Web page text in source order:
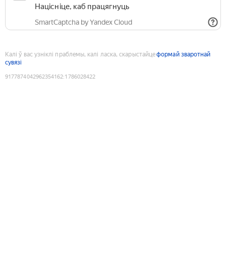
Націсніце, каб працягнуць
SmartCaptcha by Yandex Cloud
Калі ў вас узніклі праблемы, калі ласка, скарыстайцеформай зваротнай
сувязі
9177874042962354162:1786028422